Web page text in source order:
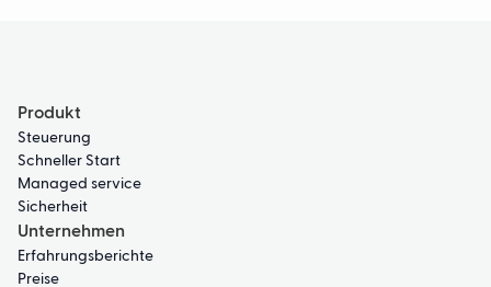
Produkt
Steuerung
Schneller Start
Managed service
Sicherheit
Unternehmen
Erfahrungsberichte
Preise